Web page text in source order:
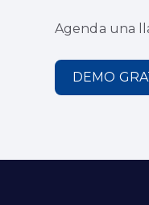
Agenda una
DEMO